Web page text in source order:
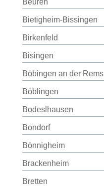
Beuren
Bietigheim-Bissingen
Birkenfeld
Bisingen
Böbingen an der Rems
Böblingen
Bodeslhausen
Bondorf
Bönnigheim
Brackenheim
Bretten